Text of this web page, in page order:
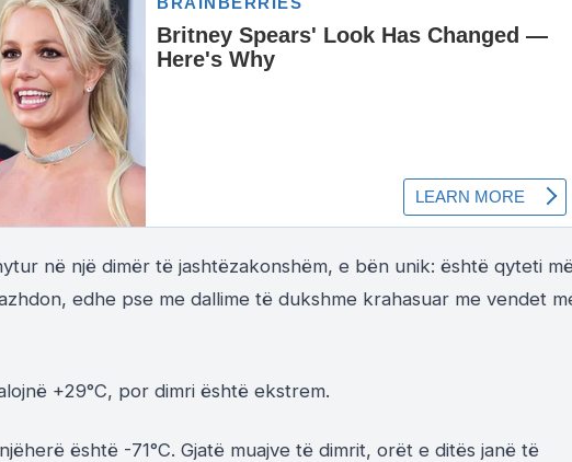
në një dimër të jashtëzakonshëm, e bën unik: është qyteti
edhe pse me dallime të dukshme krahasuar me vendet
+29°C, por dimri është ekstrem.
është -71°C. Gjatë muajve të dimrit, orët e ditës janë të